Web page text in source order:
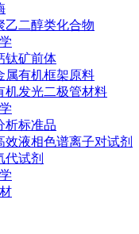
乙二醇类化合物
钛矿前体
属有机框架原料
机发光二极管材料
析标准品
效液相色谱离子对试剂
代试剂